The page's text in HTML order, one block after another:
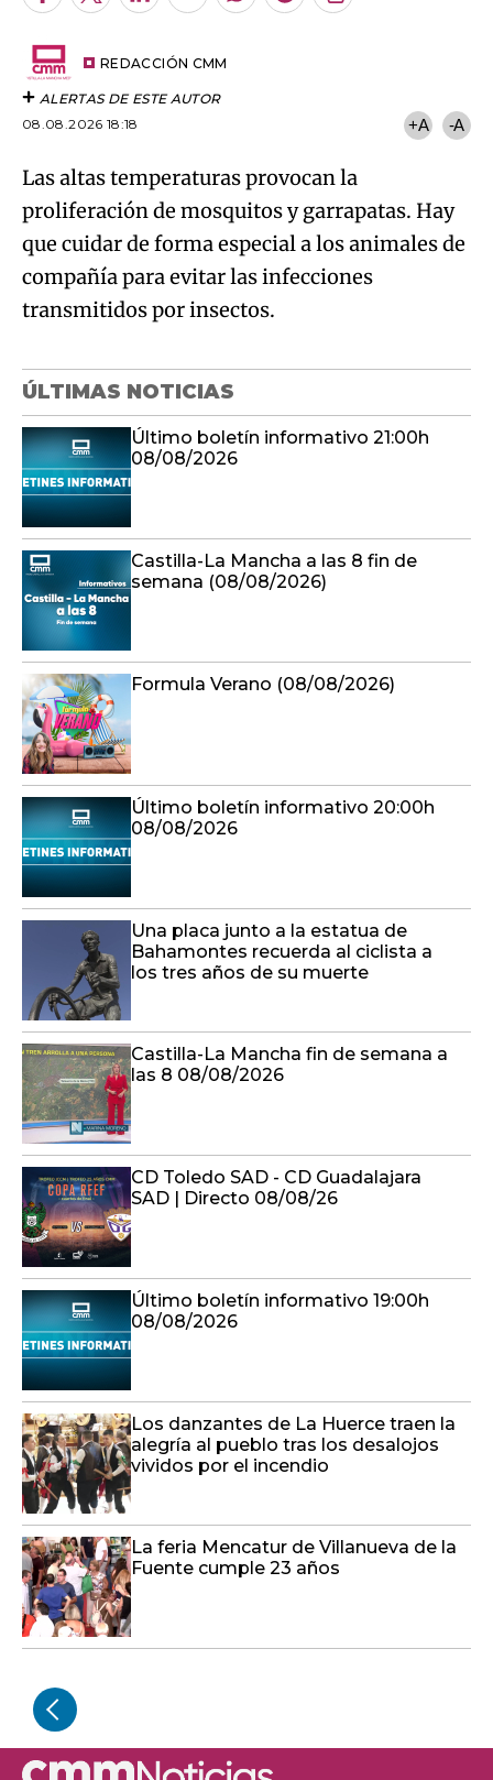
REDACCIÓN CMM
ALERTAS DE ESTE AUTOR
08.08.2026 18:18
+A -A
Las altas temperaturas provocan la
proliferación de mosquitos y garrapatas. Hay
que cuidar de forma especial a los animales de
compañía para evitar las infecciones
transmitidos por insectos.
ÚLTIMAS NOTICIAS
Último boletín informativo 21:00h
08/08/2026
Castilla-La Mancha a las 8 fin de
semana (08/08/2026)
Formula Verano (08/08/2026)
Último boletín informativo 20:00h
08/08/2026
Una placa junto a la estatua de
Bahamontes recuerda al ciclista a
los tres años de su muerte
Castilla-La Mancha fin de semana a
las 8 08/08/2026
CD Toledo SAD - CD Guadalajara
SAD | Directo 08/08/26
Último boletín informativo 19:00h
08/08/2026
Los danzantes de La Huerce traen la
alegría al pueblo tras los desalojos
vividos por el incendio
La feria Mencatur de Villanueva de la
Fuente cumple 23 años